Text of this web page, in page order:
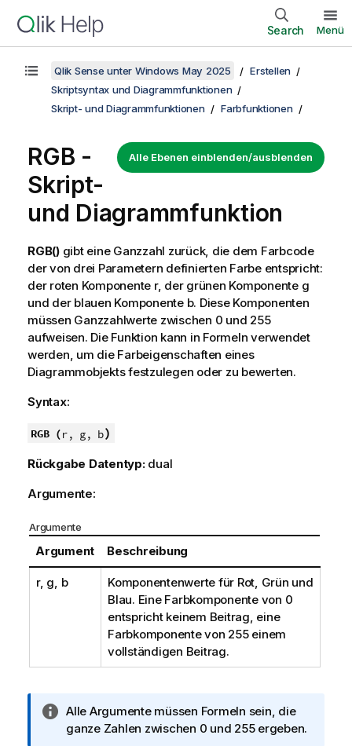
Search Menü
Qlik Sense unter Windows May 2025
Erstellen
Skriptsyntax und Diagrammfunktionen
Skript- und Diagrammfunktionen
Farbfunktionen
Alle Ebenen einblenden/ausblenden
RGB -
Skript-
und Diagrammfunktion
RGB()gibt eine Ganzzahl zurück, die dem Farbcode
der von drei Parametern definierten Farbe entspricht:
der roten Komponente r, der grünen Komponente g
und der blauen Komponente b. Diese Komponenten
müssen Ganzzahlwerte zwischen 0 und 255
aufweisen. Die Funktion kann in Formeln verwendet
werden, um die Farbeigenschaften eines
Diagrammobjekts festzulegen oder zu bewerten.
Syntax:
RGB (r, g, b)
Rückgabe Datentyp: dual
Argumente:
Argumente
Argument Beschreibung
r, g, b
Komponentenwerte für Rot, Grün und
Blau. Eine Farbkomponente von 0
entspricht keinem Beitrag, eine
Farbkomponente von 255 einem
vollständigen Beitrag.
I
n
Alle Argumente müssen Formeln sein, die
ganze Zahlen zwischen 0 und 255 ergeben.